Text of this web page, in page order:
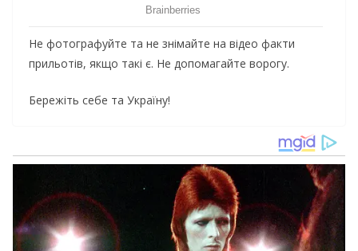
Не фотографуйте та не знімайте на відео факти
прильотів, якщо такі є. Не допомагайте ворогу.
Бережіть себе та Україну!